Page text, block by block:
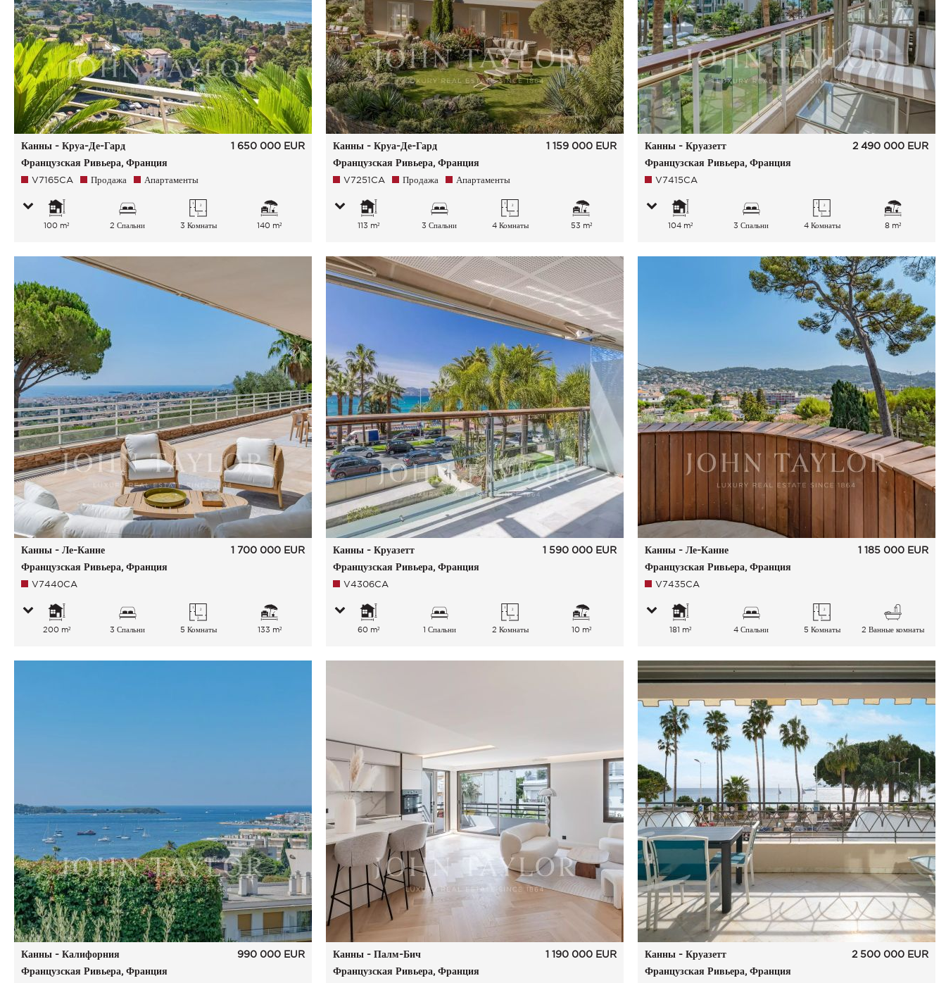
Канны - Круа-Де-Гард
Французская Ривьера, Франция
1 650 000 EUR
V7165CA Продажа Апартаменты
100 m² 2 Спальни 3 Комнаты 140 m²
Канны - Круа-Де-Гард
Французская Ривьера, Франция
1 159 000 EUR
V7251CA Продажа Апартаменты
113 m² 3 Спальни 4 Комнаты 53 m²
Канны - Круазетт
Французская Ривьера, Франция
2 490 000 EUR
V7415CA
104 m² 3 Спальни 4 Комнаты 8 m²
Канны - Ле-Канне
Французская Ривьера, Франция
1 700 000 EUR
V7440CA
200 m² 3 Спальни 5 Комнаты 133 m²
Канны - Круазетт
Французская Ривьера, Франция
1 590 000 EUR
V4306CA
60 m² 1 Спальни 2 Комнаты 10 m²
Канны - Ле-Канне
Французская Ривьера, Франция
1 185 000 EUR
V7435CA
181 m² 4 Спальни 5 Комнаты 2 Ванные комнаты
Канны - Калифорния
Французская Ривьера, Франция
990 000 EUR
Канны - Палм-Бич
Французская Ривьера, Франция
1 190 000 EUR
Канны - Круазетт
Французская Ривьера, Франция
2 500 000 EUR